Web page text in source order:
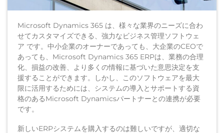
Microsoft Dynamics 365 は、様々な業界のニーズに合わ
せてカスタマイズできる、強力なビジネス管理ソフトウェ
ア です。中小企業のオーナーであっても、大企業のCEOで
あっても、Microsoft Dynamics 365 ERPは、業務の合理
化、損益の改善、より多くの情報に基づいた意思決定を支
援することができます。しかし、このソフトウェアを最大
限に活用するためには、システムの導入とサポートする資
格のあるMicrosoft Dynamicsパートナーとの連携が必要
です。
新しいERPシステムを購入するのは難しいですが、適切な